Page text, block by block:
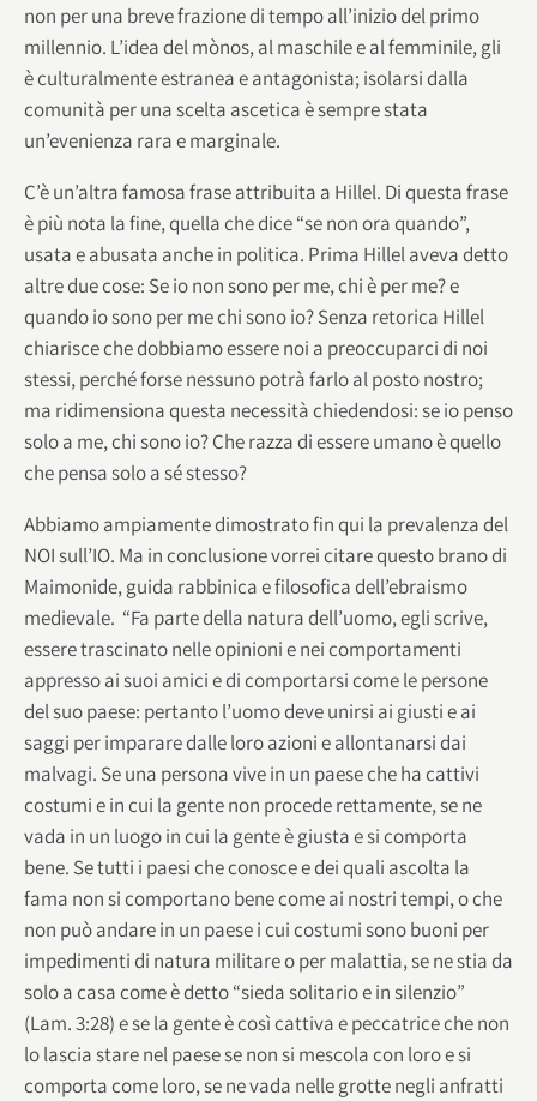
non per una breve frazione di tempo all’inizio del primo
millennio. L’idea del mònos, al maschile e al femminile, gli
è culturalmente estranea e antagonista; isolarsi dalla
comunità per una scelta ascetica è sempre stata
un’evenienza rara e marginale.
C’è un’altra famosa frase attribuita a Hillel. Di questa frase
è più nota la fine, quella che dice “se non ora quando”,
usata e abusata anche in politica. Prima Hillel aveva detto
altre due cose: Se io non sono per me, chi è per me? e
quando io sono per me chi sono io? Senza retorica Hillel
chiarisce che dobbiamo essere noi a preoccuparci di noi
stessi, perché forse nessuno potrà farlo al posto nostro;
ma ridimensiona questa necessità chiedendosi: se io penso
solo a me, chi sono io? Che razza di essere umano è quello
che pensa solo a sé stesso?
Abbiamo ampiamente dimostrato fin qui la prevalenza del
NOI sull’IO. Ma in conclusione vorrei citare questo brano di
Maimonide, guida rabbinica e filosofica dell’ebraismo
medievale. “Fa parte della natura dell’uomo, egli scrive,
essere trascinato nelle opinioni e nei comportamenti
appresso ai suoi amici e di comportarsi come le persone
del suo paese: pertanto l’uomo deve unirsi ai giusti e ai
saggi per imparare dalle loro azioni e allontanarsi dai
malvagi. Se una persona vive in un paese che ha cattivi
costumi e in cui la gente non procede rettamente, se ne
vada in un luogo in cui la gente è giusta e si comporta
bene. Se tutti i paesi che conosce e dei quali ascolta la
fama non si comportano bene come ai nostri tempi, o che
non può andare in un paese i cui costumi sono buoni per
impedimenti di natura militare o per malattia, se ne stia da
solo a casa come è detto “sieda solitario e in silenzio”
(Lam. 3:28) e se la gente è così cattiva e peccatrice che non
lo lascia stare nel paese se non si mescola con loro e si
comporta come loro, se ne vada nelle grotte negli anfratti